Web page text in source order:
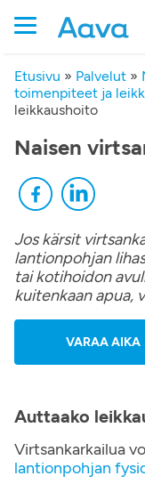
Etusivu » Palvelut »
toimenpiteet ja
leikkaushoito
Naisen
Jos kärsit
lantionpohjan
tai kotihoidon
kuitenkaan apua,
VARAA AIKA
Auttaako
Virtsankarkailua
lantionpohjan